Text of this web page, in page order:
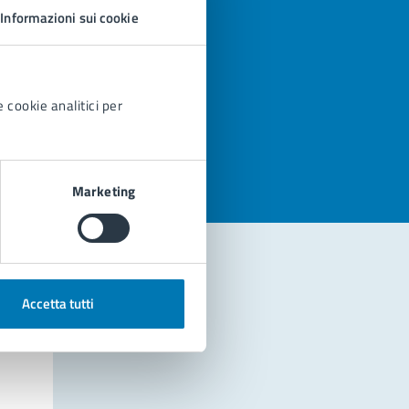
Informazioni sui cookie
cookie analitici per
Marketing
Accetta tutti